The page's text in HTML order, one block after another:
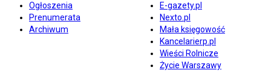
Ogłoszenia
Prenumerata
Archiwum
E-gazety.pl
Nexto.pl
Mała księgowość
Kancelarierp.pl
Wieści Rolnicze
Życie Warszawy